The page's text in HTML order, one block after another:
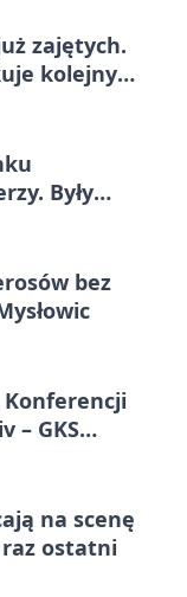
zajętych.
kolejny
Były
bez
Konferencji
– GKS
na scenę
ostatni